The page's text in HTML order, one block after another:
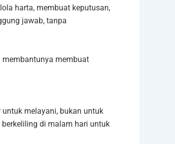
harta, membuat keputusan,
jawab, tanpa
membuat
melayani, bukan untuk
di malam hari untuk